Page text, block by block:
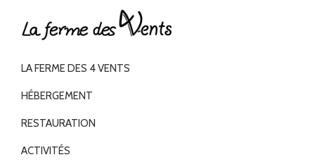
navigation
principale
principal
barre
latérale
page
Ferme
des
4
Vents
d'hôtes
à
Vosges
LA FERME DES 4 VENTS
HÉBERGEMENT
RESTAURATION
ACTIVITÉS